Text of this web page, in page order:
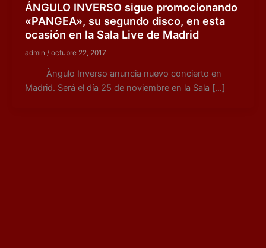
ÁNGULO INVERSO sigue promocionando
«PANGEA», su segundo disco, en esta
ocasión en la Sala Live de Madrid
admin / octubre 22, 2017
Àngulo Inverso anuncia nuevo concierto en
Madrid. Será el día 25 de noviembre en la Sala […]